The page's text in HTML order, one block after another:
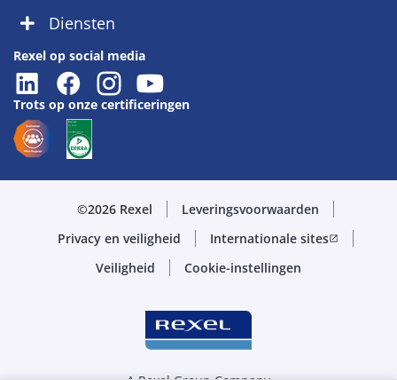
Diensten
Rexel op social media
Trots op onze certificeringen
©2026 Rexel
Leveringsvoorwaarden
Privacy en veiligheid
Internationale sitesopen_in_new
Veiligheid Cookie-instellingen